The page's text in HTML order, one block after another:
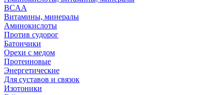
BCAA
Витамины, минералы
Аминокислоты
Против судорог
Батончики
Орехи с медом
Протеиновые
Энергетические
Для суставов и связок
Изотоники